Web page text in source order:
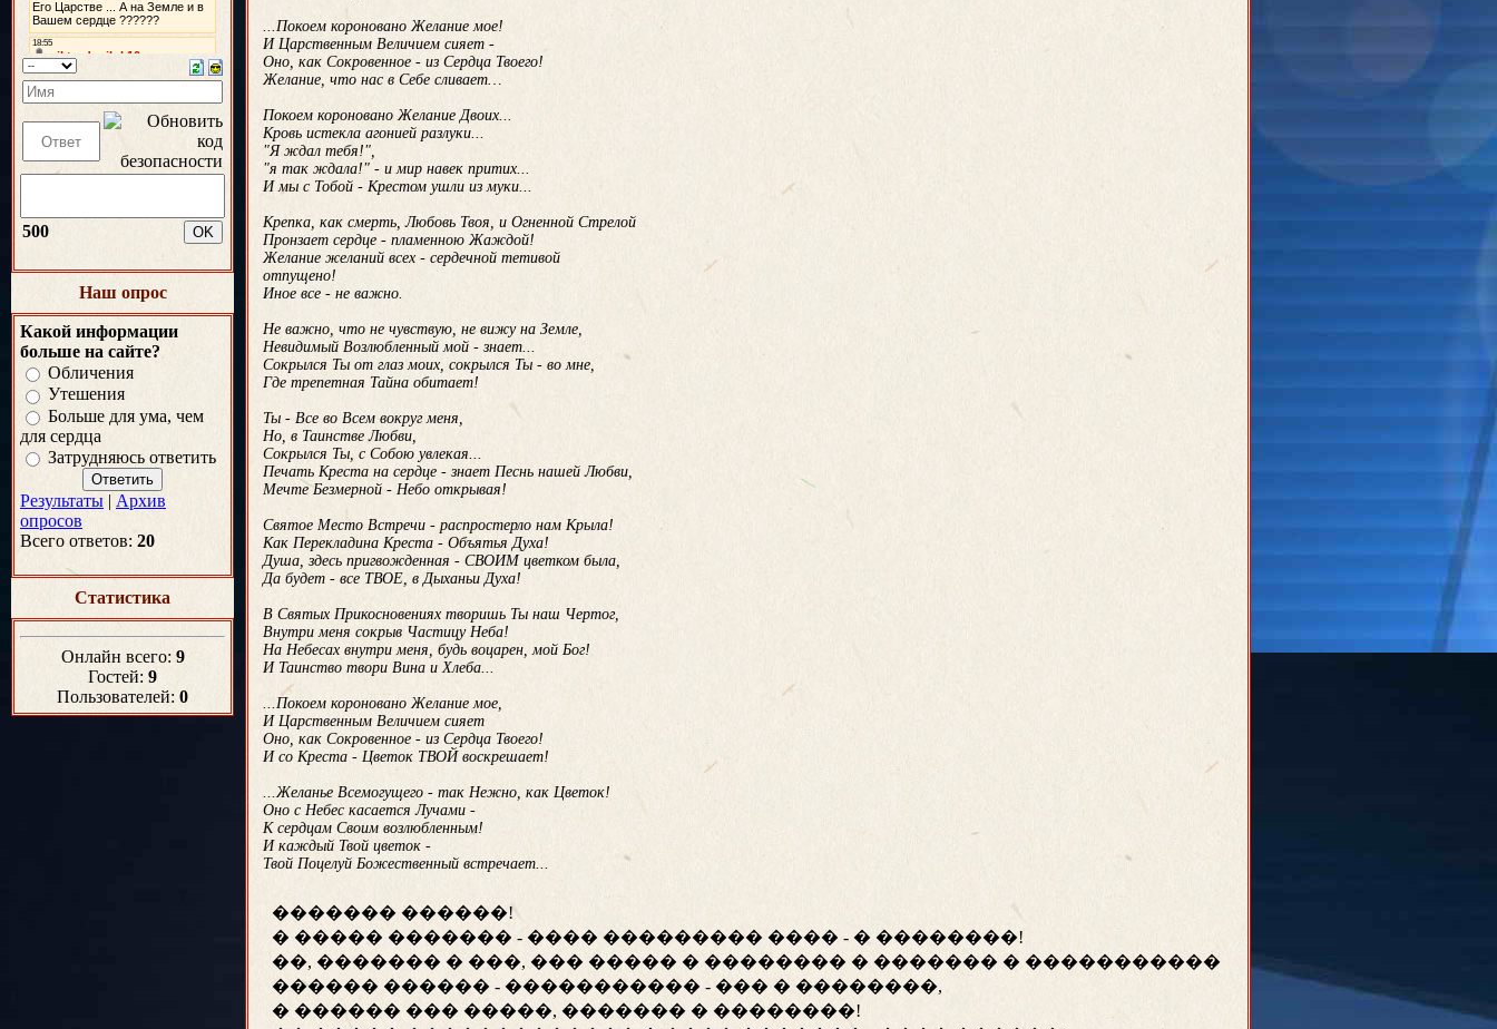
500
Наш опрос
Какой информации
больше на сайте?
Обличения
Утешения
Больше для ума, чем
для сердца
Затрудняюсь ответить
Результаты | Архив
опросов
Всего ответов: 20
Статистика
Онлайн всего: 9
Гостей: 9
Пользователей: 0
...Покоем короновано Желание мое!
И Царственным Величием сияет -
Оно, как Сокровенное - из Сердца Твоего!
Желание, что нас в Себе сливает…
Покоем короновано Желание Двоих...
Кровь истекла агонией разлуки...
"Я ждал тебя!",
"я так ждала!" - и мир навек притих...
И мы с Тобой - Крестом ушли из муки...
Крепка, как смерть, Любовь Твоя, и Огненной Стрелой
Пронзает сердце - пламенною Жаждой!
Желание желаний всех - сердечной тетивой
отпущено!
Иное все - не важно.
Не важно, что не чувствую, не вижу на Земле,
Невидимый Возлюбленный мой - знает...
Сокрылся Ты от глаз моих, сокрылся Ты - во мне,
Где трепетная Тайна обитает!
Ты - Все во Всем вокруг меня,
Но, в Таинстве Любви,
Сокрылся Ты, с Собою увлекая...
Печать Креста на сердце - знает Песнь нашей Любви,
Мечте Безмерной - Небо открывая!
Святое Место Встречи - распростерло нам Крыла!
Как Перекладина Креста - Объятья Духа!
Душа, здесь пригвожденная - СВОИМ цветком была,
Да будет - все ТВОЕ, в Дыханьи Духа!
В Святых Прикосновениях творишь Ты наш Чертог,
Внутри меня сокрыв Частицу Неба!
На Небесах внутри меня, будь воцарен, мой Бог!
И Таинство твори Вина и Хлеба...
...Покоем короновано Желание мое,
И Царственным Величием сияет
Оно, как Сокровенное - из Сердца Твоего!
И со Креста - Цветок ТВОЙ воскрешает!
...Желанье Всемогущего - так Нежно, как Цветок!
Оно с Небес касается Лучами -
К сердцам Своим возлюбленным!
И каждый Твой цветок -
Твой Поцелуй Божественный встречает...